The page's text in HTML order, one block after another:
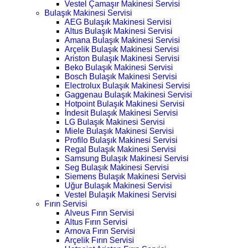
Vestel Çamaşır Makinesi Servisi
Bulaşık Makinesi Servisi
AEG Bulaşık Makinesi Servisi
Altus Bulaşık Makinesi Servisi
Amana Bulaşık Makinesi Servisi
Arçelik Bulaşık Makinesi Servisi
Ariston Bulaşık Makinesi Servisi
Beko Bulaşık Makinesi Servisi
Bosch Bulaşık Makinesi Servisi
Electrolux Bulaşık Makinesi Servisi
Gaggenau Bulaşık Makinesi Servisi
Hotpoint Bulaşık Makinesi Servisi
İndesit Bulaşık Makinesi Servisi
LG Bulaşık Makinesi Servisi
Miele Bulaşık Makinesi Servisi
Profilo Bulaşık Makinesi Servisi
Regal Bulaşık Makinesi Servisi
Samsung Bulaşık Makinesi Servisi
Seg Bulaşık Makinesi Servisi
Siemens Bulaşık Makinesi Servisi
Uğur Bulaşık Makinesi Servisi
Vestel Bulaşık Makinesi Servisi
Fırın Servisi
Alveus Fırın Servisi
Altus Fırın Servisi
Arnova Fırın Servisi
Arçelik Fırın Servisi